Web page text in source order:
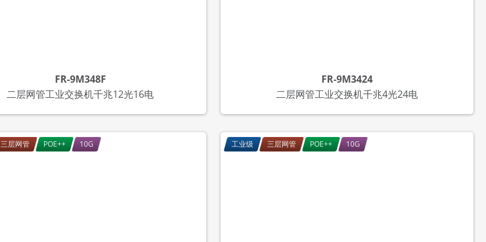
FR-9M348F
二层网管工业交换机千兆12光16电
FR-9M3424
二层网管工业交换机千兆4光24电
三层网管 POE++ 10G 工业级 三层网管 POE++ 10G